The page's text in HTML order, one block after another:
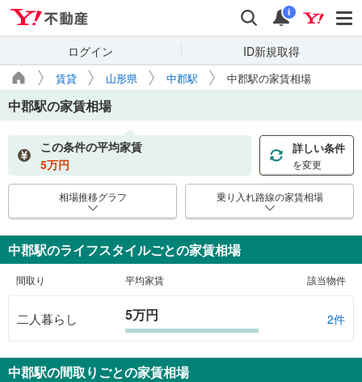
検索 通知
i
ログイン ID新規取得
賃貸 山形県 中郡駅 中郡駅の家賃相場
中郡駅の家賃相場
この条件の平均家賃
5万円
詳しい条件
を変更
相場推移グラフ 乗り入れ路線の家賃相場
中郡駅のライフスタイルごとの家賃相場
間取り 平均家賃 該当物件
二人暮らし 5万円 2件
中郡駅の間取りごとの家賃相場